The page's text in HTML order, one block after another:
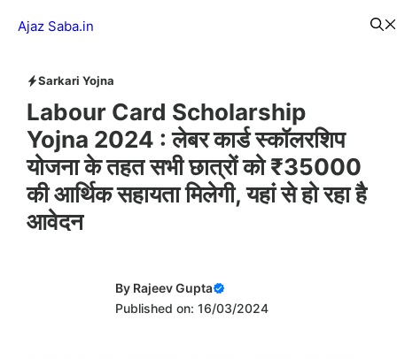
Ajaz Saba.in
Sarkari Yojna
Labour Card Scholarship
Yojna 2024 : लेबर कार्ड स्कॉलरशिप
योजना के तहत सभी छात्रों को ₹35000
की आर्थिक सहायता मिलेगी, यहां से हो रहा है
आवेदन
By Rajeev Gupta
Published on: 16/03/2024